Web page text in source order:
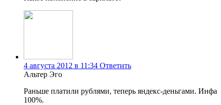
4 августа 2012 в 11:34 Ответить
Альтер Эго
Раньше платили рублями, теперь яндекс-деньгами. Инфа
100%.